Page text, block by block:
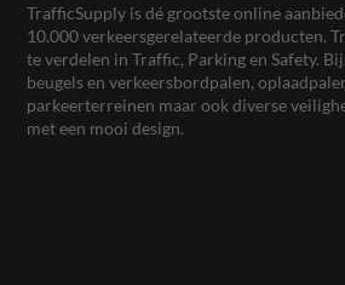
TrafficSupply is dé grootste online
10.000 verkeersgerelateerde producten.
te verdelen in Traffic, Parking en Safety.
beugels en verkeersbordpalen,
parkeerterreinen maar ook diverse
met een mooi design.